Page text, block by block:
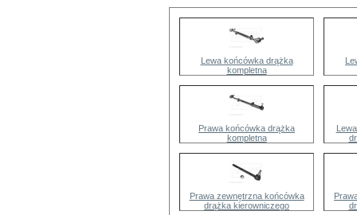
Lewa końcówka drążka
kompletna
Prawa końcówka drążka
kompletna
Prawa zewnętrzna końcówka
drążka kierowniczego